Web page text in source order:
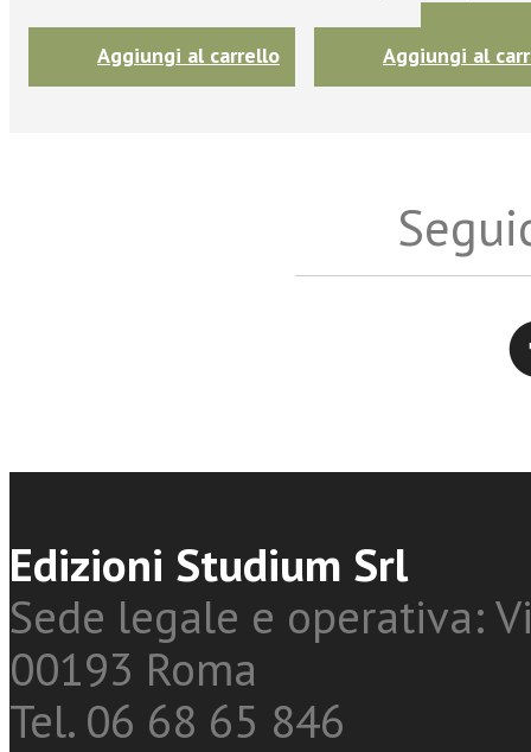
Aggiungi al carrello Aggiungi al
Edizioni Studium Srl
Sede legale e operativa:
00193 Roma
Tel. 06 68 65 846